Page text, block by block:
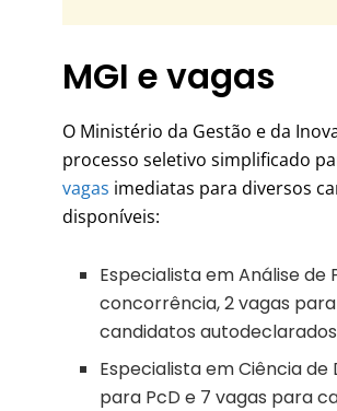
MGI e vagas
O Ministério da Gestão e da
processo seletivo simplificado
vagas imediatas para diversos
disponíveis:
Especialista em Análise de
concorrência, 2 vagas
candidatos
Especialista em Ciência
para PcD e 7 vagas para